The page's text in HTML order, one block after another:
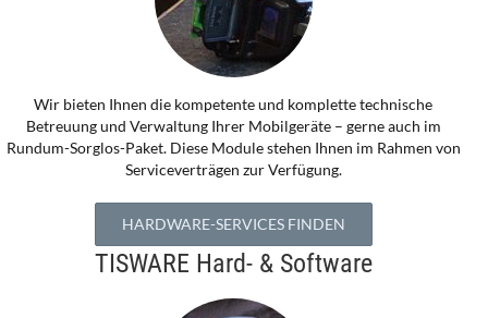
Wir bieten Ihnen die kompetente und komplette technische
Betreuung und Verwaltung Ihrer Mobilgeräte – gerne auch im
Rundum-Sorglos-Paket. Diese Module stehen Ihnen im Rahmen von
Serviceverträgen zur Verfügung.
HARDWARE-SERVICES FINDEN
TISWARE Hard- & Software